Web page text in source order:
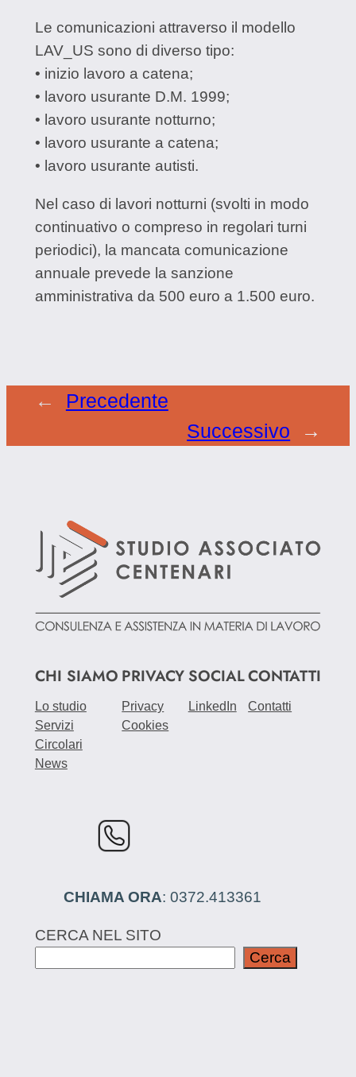
Le comunicazioni attraverso il modello
LAV_US sono di diverso tipo:
• inizio lavoro a catena;
• lavoro usurante D.M. 1999;
• lavoro usurante notturno;
• lavoro usurante a catena;
• lavoro usurante autisti.
Nel caso di lavori notturni (svolti in modo
continuativo o compreso in regolari turni
periodici), la mancata comunicazione
annuale prevede la sanzione
amministrativa da 500 euro a 1.500 euro.
←
Precedente
Successivo
→
CHI SIAMO
Lo studio
Servizi
Circolari
News
PRIVACY
Privacy
Cookies
SOCIAL
LinkedIn
CONTATTI
Contatti
CHIAMA ORA: 0372.413361
CERCA NEL SITO
Cerca